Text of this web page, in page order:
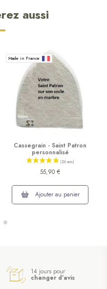
aussi
Made in France
Cassegrain - Saint Patron
personnalisé
55,90 €
Ajouter au panier
14 jours pour
changer d’avis